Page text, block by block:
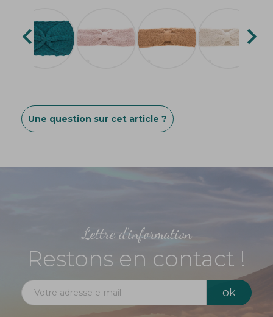
 
Une question sur cet article ?
Lettre d'information
Restons en contact !